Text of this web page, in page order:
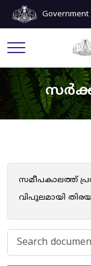
Government
സമീപകാലത്ത്
വിപുലമായി